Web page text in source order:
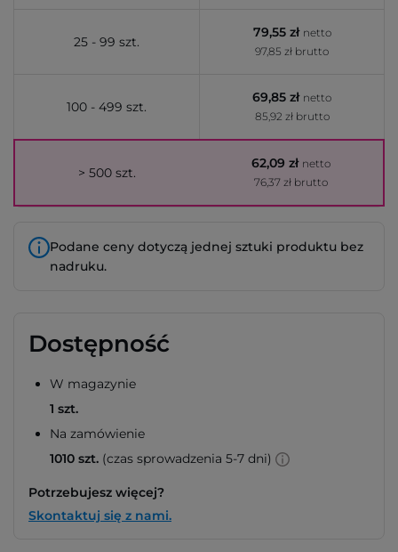
25 - 99 szt.
79,55 zł netto
97,85 zł brutto
100 - 499 szt.
69,85 zł netto
85,92 zł brutto
> 500 szt.
62,09 zł netto
76,37 zł brutto
Podane ceny dotyczą jednej sztuki produktu bez
nadruku.
Dostępność
W magazynie
1 szt.
Na zamówienie
1010 szt. (czas sprowadzenia 5-7 dni)
Potrzebujesz więcej?
Skontaktuj się z nami.